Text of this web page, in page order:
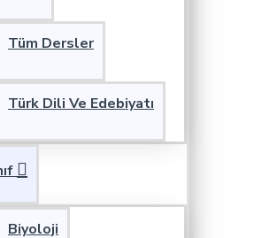
Tüm Dersler
Türk Dili Ve Edebiyatı
Biyoloji